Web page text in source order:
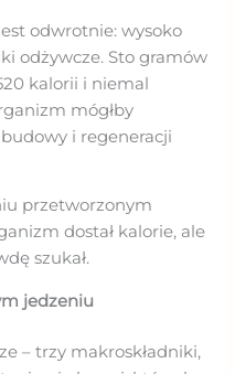
odwrotnie: wysoko
odżywcze. Sto gramów
kalorii i niemal
mógłby
i regeneracji
przetworzonym
dostał kalorie, ale
szukał.
jedzeniu
– trzy makroskładniki,